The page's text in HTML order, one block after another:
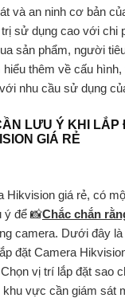
và an ninh cơ bản
sử dụng cao với chi
sản phẩm, người
thêm về cấu hình,
nhu cầu sử dụng
LƯU Ý KHI LẮP
GIÁ RẺ
Hikvision giá rẻ, có
ý để 📸Chắc chắn
camera. Dưới đây
đặt Camera
vị trí lắp đặt sao
vực cần giám sát